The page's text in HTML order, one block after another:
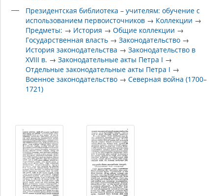
Президентская библиотека – учителям: обучение с
использованием первоисточников → Коллекции →
Предметы: → История →Общие коллекции →
Государственная власть →Законодательство →
История законодательства →Законодательство в
XVIII в. →Законодательные акты Петра I →
Отдельные законодательные акты Петра I →
Военное законодательство →Северная война (1700–
1721)